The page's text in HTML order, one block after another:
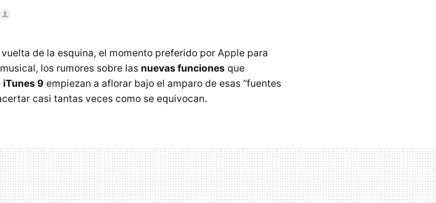
de la esquina, el momento preferido por Apple para
los rumores sobre las nuevas funciones que
iTunes 9 empiezan a aflorar bajo el amparo de esas “fuentes
casi tantas veces como se equivocan.